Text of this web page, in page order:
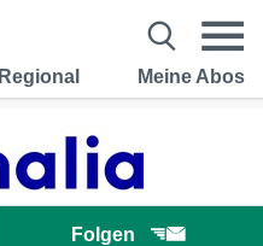
Regional Meine Abos
Folgen